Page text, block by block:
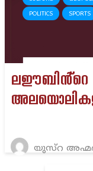
POLITICS SPORTS
ലഈബിൻ്റെ
യുസ്റ